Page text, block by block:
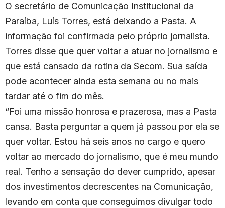
O secretário de Comunicação Institucional da
Paraíba, Luís Torres, está deixando a Pasta. A
informação foi confirmada pelo próprio jornalista.
Torres disse que quer voltar a atuar no jornalismo e
que está cansado da rotina da Secom. Sua saída
pode acontecer ainda esta semana ou no mais
tardar até o fim do mês.
“Foi uma missão honrosa e prazerosa, mas a Pasta
cansa. Basta perguntar a quem já passou por ela se
quer voltar. Estou há seis anos no cargo e quero
voltar ao mercado do jornalismo, que é meu mundo
real. Tenho a sensação do dever cumprido, apesar
dos investimentos decrescentes na Comunicação,
levando em conta que conseguimos divulgar todo